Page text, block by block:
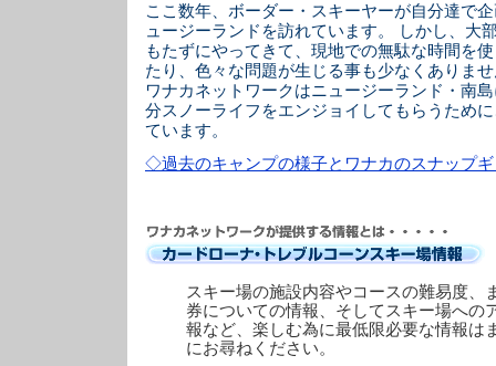
ここ数年、ボーダー・スキーヤーが自分達で
ュージーランドを訪れています。 しかし、大
もたずにやってきて、現地での無駄な時間を
たり、色々な問題が生じる事も少なくありま
ワナカネットワークはニュージーランド・南
分スノーライフをエンジョイしてもらうため
ています。
◇過去のキャンプの様子とワナカのスナップ
スキー場の施設内容やコースの難易度、
券についての情報、そしてスキー場への
報など、楽しむ為に最低限必要な情報は
にお尋ねください。